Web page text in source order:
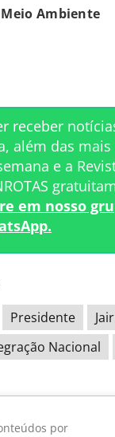
Ambiente
receber
além das
e a
em nosso
Presidente
Nacional
por